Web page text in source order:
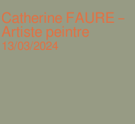
Catherine FAURE –
Artiste peintre
13/03/2024